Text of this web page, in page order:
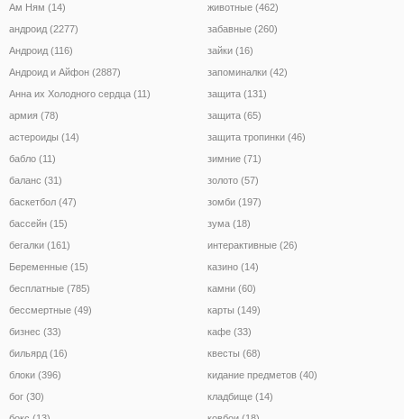
Ам Ням (14)
андроид (2277)
Андроид (116)
Андроид и Айфон (2887)
Анна их Холодного сердца (11)
армия (78)
астероиды (14)
бабло (11)
баланс (31)
баскетбол (47)
бассейн (15)
бегалки (161)
Беременные (15)
бесплатные (785)
бессмертные (49)
бизнес (33)
бильярд (16)
блоки (396)
бог (30)
животные (462)
забавные (260)
зайки (16)
запоминалки (42)
защита (131)
защита (65)
защита тропинки (46)
зимние (71)
золото (57)
зомби (197)
зума (18)
интерактивные (26)
казино (14)
камни (60)
карты (149)
кафе (33)
квесты (68)
кидание предметов (40)
кладбище (14)